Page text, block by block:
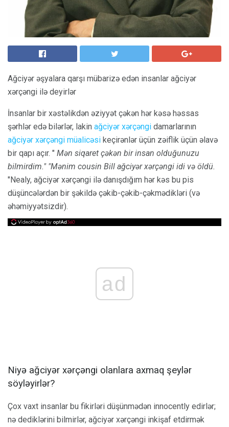
Ağciyər əşyalara qarşı mübarizə edən insanlar ağciyər
xərçəngi ilə deyirlər
İnsanlar bir xəstəlikdən əziyyət çəkən hər kəsə həssas
şərhlər edə bilərlər, lakin ağciyər xərçəngi damarlarının
ağciyər xərçəngi müalicəsi keçirənlər üçün zəiflik üçün əlavə
bir qapı açır. " Mən siqaret çəkən bir insan olduğunuzu
bilmirdim." "Mənim cousin Bill ağciyər xərçəngi idi və öldü.
"Nealy, ağciyər xərçəngi ilə danışdığım hər kəs bu pis
düşüncələrdən bir şəkildə çəkib-çəkib-çəkmədikləri (və
əhəmiyyətsizdir).
ad
Niyə ağciyər xərçəngi olanlara axmaq şeylər
söyləyirlər?
Çox vaxt insanlar bu fikirləri düşünmədən innocently edirlər;
nə dediklərini bilmirlər, ağciyər xərçəngi inkişaf etdirmək